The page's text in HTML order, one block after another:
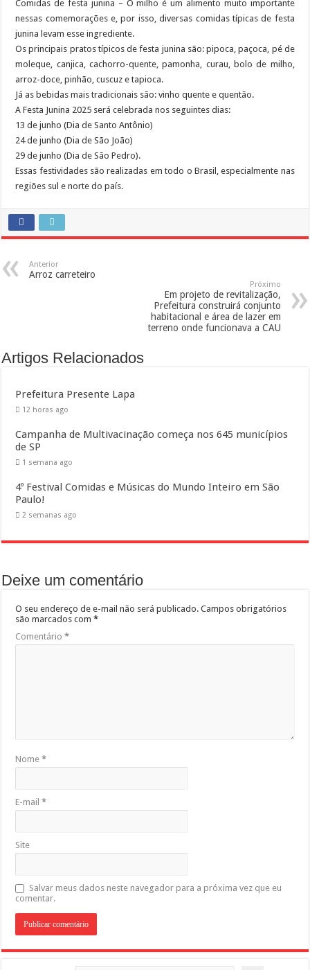
Comidas de festa junina – O milho é um alimento muito importante
nessas comemorações e, por isso, diversas comidas típicas de festa
junina levam esse ingrediente.
Os principais pratos típicos de festa junina são: pipoca, paçoca, pé de
moleque, canjica, cachorro-quente, pamonha, curau, bolo de milho,
arroz-doce, pinhão, cuscuz e tapioca.
Já as bebidas mais tradicionais são: vinho quente e quentão.
A Festa Junina 2025 será celebrada nos seguintes dias:
13 de junho (Dia de Santo Antônio)
24 de junho (Dia de São João)
29 de junho (Dia de São Pedro).
Essas festividades são realizadas em todo o Brasil, especialmente nas
regiões sul e norte do país.
Anterior
Arroz carreteiro
Próximo
Em projeto de revitalização,
Prefeitura construirá conjunto
habitacional e área de lazer em
terreno onde funcionava a CAU
Artigos Relacionados
Prefeitura Presente Lapa
12 horas ago
Campanha de Multivacinação começa nos 645 municípios
de SP
1 semana ago
4º Festival Comidas e Músicas do Mundo Inteiro em São
Paulo!
2 semanas ago
Deixe um comentário
O seu endereço de e-mail não será publicado. Campos obrigatórios
são marcados com*
Comentário*
Nome*
E-mail*
Site
Salvar meus dados neste navegador para a próxima vez que eu
comentar.